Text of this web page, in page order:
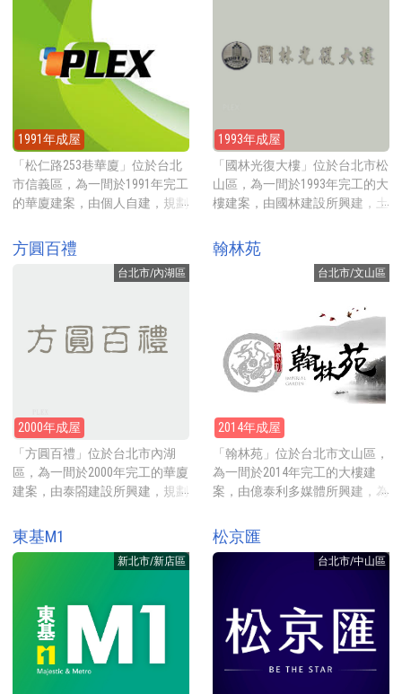
遊戲區等。步行至捷運中山站約
11分鐘。
位)每坪約77萬元起。 建案基地
約96坪，興建一棟地上12層地下
1層的電梯大廈，規劃22-76坪的
坪數房型，合計共18戶，一樓有
1戶店面。 建案地點就在南京東
路四段上，南京東路沿線公車眾
多，且商辦、銀行百貨密集，生
活機能良善。微風南京百貨走路
11分鐘。採買可走路10分鐘至傳
統市場中崙市場，或走路12分鐘
到全聯福利中心松山吉祥店。搭
北體育館設施也非常多，館內有
田徑場、健身房、游泳池、體育
的坪數房型，各棟平均一層2
戶，合計共101戶住家，一樓有2
山站約7分鐘。採買可走路7分鐘
到家樂福台北松德店，步行到信
義計劃區的百貨公司區只要10分
鐘，有新光三越、ATT、微風南
1991年成屋
「松仁路253巷華廈」位於台北
市信義區，為一間於1991年完工
的華廈建案，由個人自建，規劃
松仁路靜巷內，靠近學區吳興國
小，2023年實價登錄(已扣車位)
每坪約76萬元起。 建案基地約
型，合計共15戶住家。公設比約
16.07%。 建案地點就在松仁路
中。採買步行3分鐘到全聯福利
中心信義六合店，搭乘大眾捷運
的話步行到捷運象山站約13分
鐘，走路約18分鐘到台北101。
1993年成屋
「國林光復大樓」位於台北市松
山區，為一間於1993年完工的大
樓建案，由國林建設所興建，土
坪數房型，地點就在光復北路
上，2015年實價登錄每坪約58萬
起。 建案基地約293坪，興建一
廈，土地分區為工業區，規劃
169坪的坪數房型，，合計共32
戶，一樓有1戶店面。 建案地點
就在光復北路上，步行3分鐘到
南京東路五段上，南京東路沿線
也多，生活機能佳。採買可步行
約9分鐘至全聯福利中心松山中
崙店，旁邊也有傳統市場中崙市
場。步行至捷運南京三民站約9
體育館及松山運動中心都在一
起，館內有田徑場、健身房、游
方圓百禮
台北市/內湖區
2000年成屋
「方圓百禮」位於台北市內湖
區，為一間於2000年完工的華廈
建案，由泰閤建設所興建，規劃
民權東路六段靜巷內，靠近捷運
葫洲站，2024年實價登錄(已扣
車位)每坪約86萬元起。 建案基
下2層的電梯華廈，規劃均質55
坪的坪數房型，平均一層2戶，
合計共17戶住家。公設比約
30%。 建案地點就在民權東路六
段靜巷內，採買可步行3分鐘到
翰林苑
台北市/文山區
2014年成屋
「翰林苑」位於台北市文山區，
為一間於2014年完工的大樓建
案，由億泰利多媒體所興建，為
房型，地點就在試院路靜巷內，
旁邊就是考試院、銓敘部與世新
大學，2015年開賣時每坪約68萬
一棟地上11層地下3層的電梯大
廈，規劃51-71坪的坪數房型，
戶戶三面採光，平均一層2戶共
東基M1
新北市/新店區
松京匯
台北市/中山區